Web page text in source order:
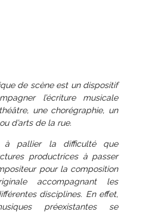
de scène est un dispositif
l’écriture musicale
une chorégraphie, un
d’arts de la rue.
à pallier la difficulté que
productrices à passer
pour la composition
accompagnant les
disciplines. En effet,
préexistantes se